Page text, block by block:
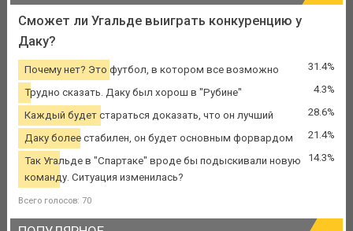
Сможет ли Угальде выиграть конкуренцию у
Даку?
Почему нет? Это футбол, в котором все возможно 31.4%
Трудно сказать. Даку был хорош в "Рубине" 4.3%
Каждый будет стараться доказать, что он лучший 28.6%
Даку более стабилен, он будет основным форвардом 21.4%
Так Угальде в "Спартаке" вроде бы подыскивали новую
команду. Ситуация изменилась?
14.3%
Всего голосов: 70